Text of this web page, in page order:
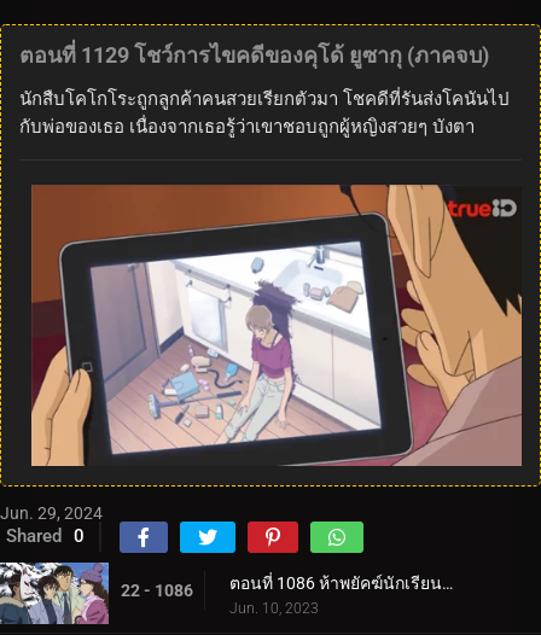
ตอนที่ 1129 โชว์การไขคดีของคุโด้ ยูซากุ (ภาคจบ)
นักสืบโคโกโระถูกลูกค้าคนสวยเรียกตัวมา โชคดีที่รันส่งโคนันไป
กับพ่อของเธอ เนื่องจากเธอรู้ว่าเขาชอบถูกผู้หญิงสวยๆ บังตา
Jun. 29, 2024
Shared 0
22 - 1086 ตอนที่ 1086 ห้าพยัคฆ์นักเรียนตำรวจ Wild Police Story CASE.มัตสึดะ จิมเปย์
Jun. 10, 2023